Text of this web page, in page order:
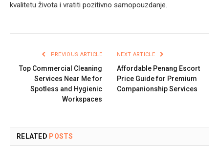
kvalitetu života i vratiti pozitivno samopouzdanje.
PREVIOUS ARTICLE
Top Commercial Cleaning
Services Near Me for
Spotless and Hygienic
Workspaces
NEXT ARTICLE
Affordable Penang Escort
Price Guide for Premium
Companionship Services
RELATED POSTS